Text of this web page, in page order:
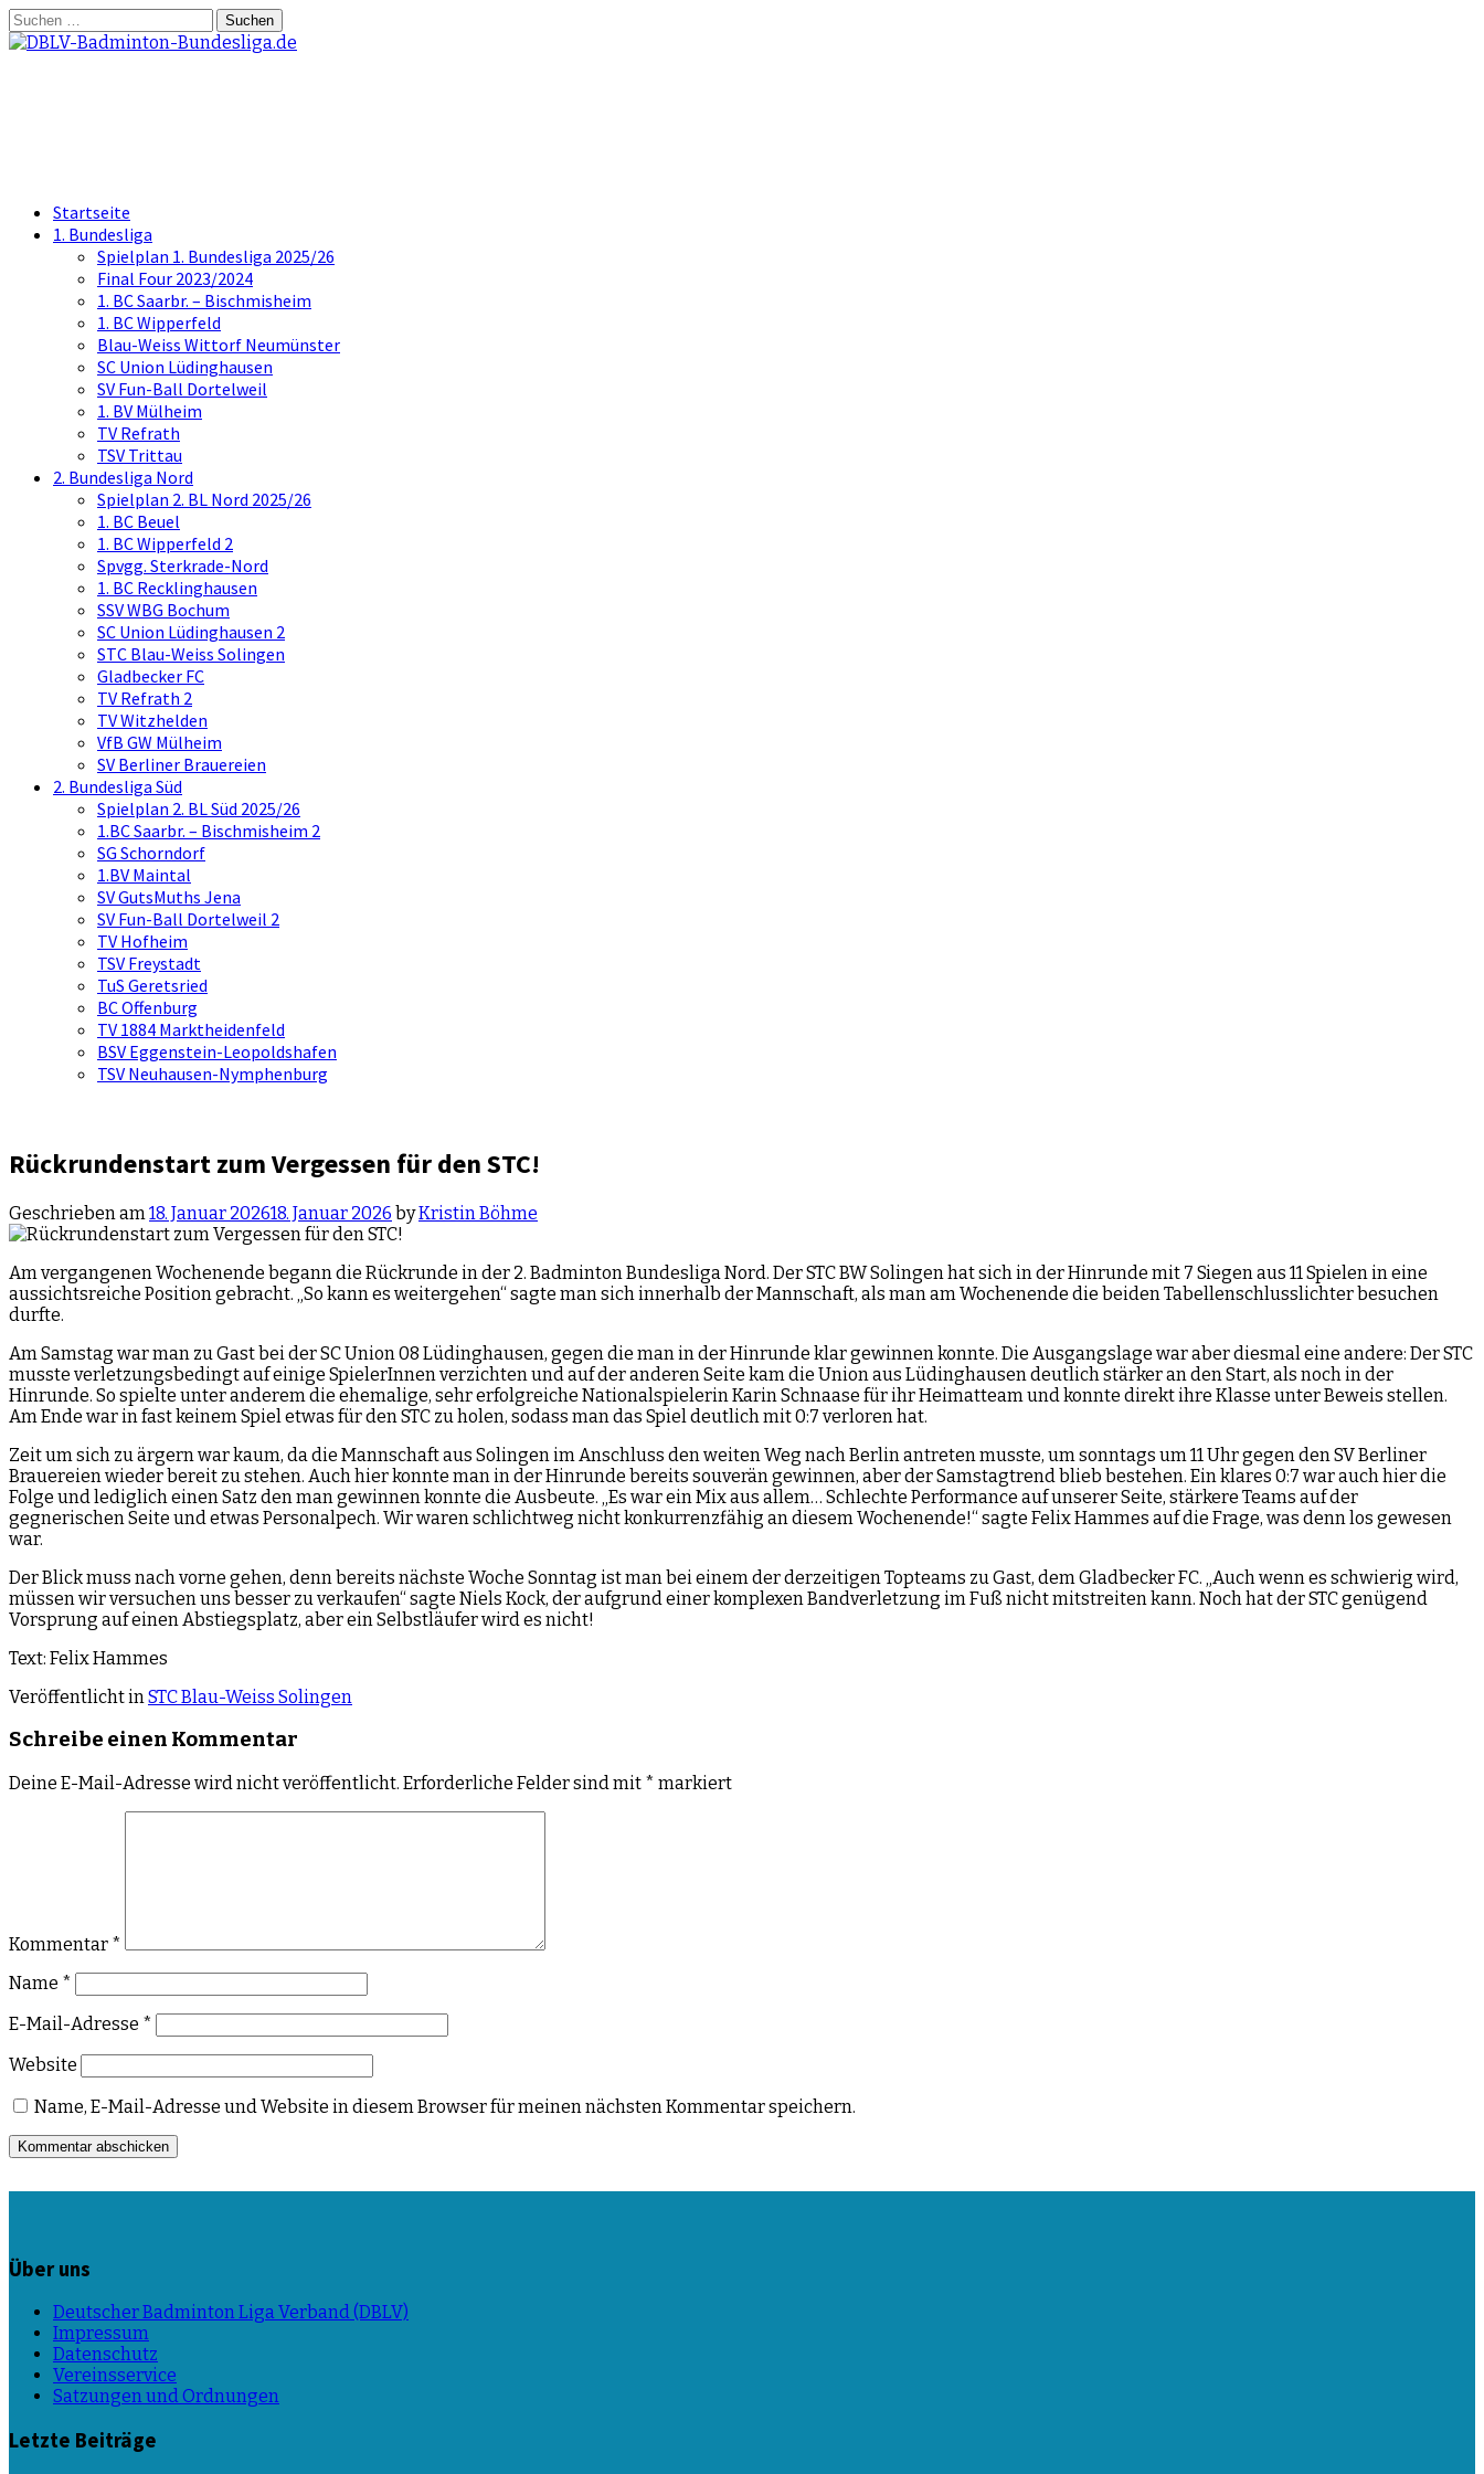
Springe
zum
Suchen
nach:
Startseite
1. Bundesliga
Spielplan 1. Bundesliga 2025/26
Final Four 2023/2024
1. BC Saarbr. – Bischmisheim
1. BC Wipperfeld
Blau-Weiss Wittorf Neumünster
SC Union Lüdinghausen
SV Fun-Ball Dortelweil
1. BV Mülheim
TV Refrath
TSV Trittau
2. Bundesliga Nord
Spielplan 2. BL Nord 2025/26
1. BC Beuel
1. BC Wipperfeld 2
Spvgg. Sterkrade-Nord
1. BC Recklinghausen
SSV WBG Bochum
SC Union Lüdinghausen 2
STC Blau-Weiss Solingen
Gladbecker FC
TV Refrath 2
TV Witzhelden
VfB GW Mülheim
SV Berliner Brauereien
2. Bundesliga Süd
Spielplan 2. BL Süd 2025/26
1.BC Saarbr. – Bischmisheim 2
SG Schorndorf
1.BV Maintal
SV GutsMuths Jena
SV Fun-Ball Dortelweil 2
TV Hofheim
TSV Freystadt
TuS Geretsried
BC Offenburg
TV 1884 Marktheidenfeld
BSV Eggenstein-Leopoldshafen
TSV Neuhausen-Nymphenburg
Rückrundenstart zum Vergessen für den STC!
Geschrieben am 18. Januar 202618. Januar 2026 byKristin Böhme
Am vergangenen Wochenende begann die Rückrunde in der 2. Badminton Bundesliga Nord. Der STC BW Solingen hat sich in der Hinrunde mit 7 Siegen aus 11 Spielen in eine
aussichtsreiche Position gebracht. „So kann es weitergehen“ sagte man sich innerhalb der Mannschaft, als man am Wochenende die beiden Tabellenschlusslichter besuchen
durfte.
Am Samstag war man zu Gast bei der SC Union 08 Lüdinghausen, gegen die man in der Hinrunde klar gewinnen konnte. Die Ausgangslage war aber diesmal eine andere: Der STC
musste verletzungsbedingt auf einige SpielerInnen verzichten und auf der anderen Seite kam die Union aus Lüdinghausen deutlich stärker an den Start, als noch in der
Hinrunde. So spielte unter anderem die ehemalige, sehr erfolgreiche Nationalspielerin Karin Schnaase für ihr Heimatteam und konnte direkt ihre Klasse unter Beweis stellen.
Am Ende war in fast keinem Spiel etwas für den STC zu holen, sodass man das Spiel deutlich mit 0:7 verloren hat.
Zeit um sich zu ärgern war kaum, da die Mannschaft aus Solingen im Anschluss den weiten Weg nach Berlin antreten musste, um sonntags um 11 Uhr gegen den SV Berliner
Brauereien wieder bereit zu stehen. Auch hier konnte man in der Hinrunde bereits souverän gewinnen, aber der Samstagtrend blieb bestehen. Ein klares 0:7 war auch hier die
Folge und lediglich einen Satz den man gewinnen konnte die Ausbeute. „Es war ein Mix aus allem… Schlechte Performance auf unserer Seite, stärkere Teams auf der
gegnerischen Seite und etwas Personalpech. Wir waren schlichtweg nicht konkurrenzfähig an diesem Wochenende!“ sagte Felix Hammes auf die Frage, was denn los gewesen
war.
Der Blick muss nach vorne gehen, denn bereits nächste Woche Sonntag ist man bei einem der derzeitigen Topteams zu Gast, dem Gladbecker FC. „Auch wenn es schwierig wird,
müssen wir versuchen uns besser zu verkaufen“ sagte Niels Kock, der aufgrund einer komplexen Bandverletzung im Fuß nicht mitstreiten kann. Noch hat der STC genügend
Vorsprung auf einen Abstiegsplatz, aber ein Selbstläufer wird es nicht!
Text: Felix Hammes
Veröffentlicht in STC Blau-Weiss Solingen
Schreibe einen Kommentar
Deine E-Mail-Adresse wird nicht veröffentlicht. Erforderliche Felder sind mit * markiert
Kommentar *
Name *
E-Mail-Adresse *
Website
Name, E-Mail-Adresse und Website in diesem Browser für meinen nächsten Kommentar speichern.
Über uns
Deutscher Badminton Liga Verband (DBLV)
Impressum
Datenschutz
Vereinsservice
Satzungen und Ordnungen
Letzte Beiträge